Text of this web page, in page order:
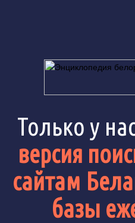
Только у
версия
сайтам
базы